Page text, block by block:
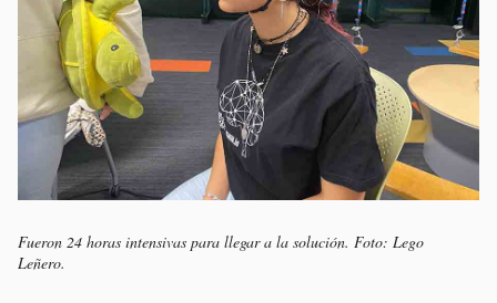
Fueron 24 horas intensivas para llegar a la solución. Foto: Lego
Leñero.